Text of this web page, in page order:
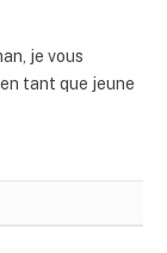
je vous
tant que jeune